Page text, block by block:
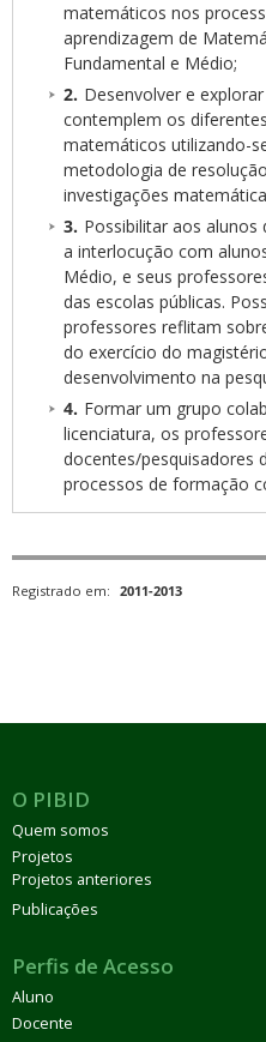
matemáticos nos
aprendizagem de
Fundamental e Médio;
Desenvolver e
contemplem os
matemáticos utilizando-
metodologia de
investigações
Possibilitar aos
a interlocução com
Médio, e seus
das escolas públicas.
professores reflitam
do exercício do
desenvolvimento na
Formar um grupo
licenciatura, os
docentes/pesquisadores
processos de formação
Registrado em: 2011-2013
O PIBID
Quem somos
Projetos
Projetos anteriores
Publicações
Perfis de Acesso
Aluno
Docente